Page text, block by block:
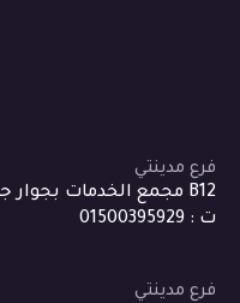
فرع مدينتي
B12 مجمع الخدمات بجوار جملة ماركت
ت : 01500395929
فرع مدينتي